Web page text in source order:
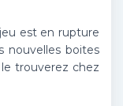
est en rupture
nouvelles boites
trouverez chez